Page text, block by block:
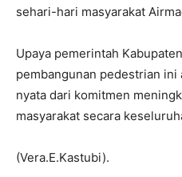
sehari-hari masyarakat
Upaya pemerintah
pembangunan pedestrian ini
nyata dari komitmen
masyarakat secara
(Vera.E.Kastubi).